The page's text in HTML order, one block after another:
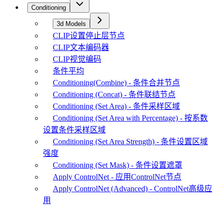
Conditioning
3d Models
CLIP设置停止层节点
CLIP文本编码器
CLIP视觉编码
条件平均
Conditioning(Combine) - 条件合并节点
Conditioning (Concat) - 条件联结节点
Conditioning (Set Area) - 条件采样区域
Conditioning (Set Area with Percentage) - 按系数
设置条件采样区域
Conditioning (Set Area Strength) - 条件设置区域
强度
Conditioning (Set Mask) - 条件设置遮罩
Apply ControlNet - 应用ControlNet节点
Apply ControlNet (Advanced) - ControlNet高级应
用